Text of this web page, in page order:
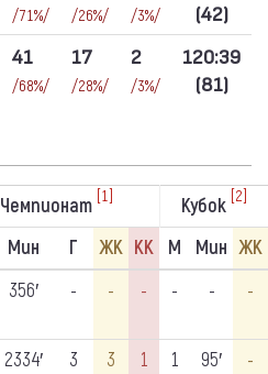
/71%/ /26%/ /3%/
(42)
41
/68%/
17
/28%/
2
/3%/
120:39
(81)
Чемпионат [1] Кубок [2]
Мин Г ЖК КК М Мин ЖК
356′ - - - - - -
2334′ 3 3 1 1 95′ -